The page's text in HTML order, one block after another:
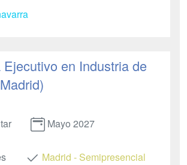
Ejecutivo en Industria de
Mayo 2027
Madrid - Semipresencial